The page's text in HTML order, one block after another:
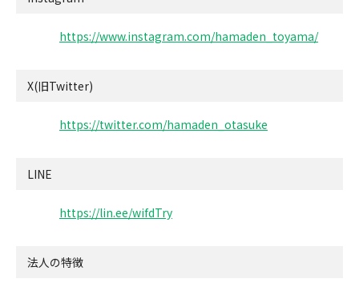
https://www.instagram.com/hamaden_toyama/
X(旧Twitter)
https://twitter.com/hamaden_otasuke
LINE
https://lin.ee/wifdTry
法人の特徴